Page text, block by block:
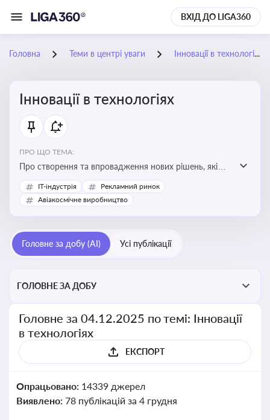
ВХІД ДО LIGA360
Головна Теми в центрі уваги Інновації в технологіях
Інновації в технологіях
ПРО ЩО ТЕМА:
Про створення та впровадження нових рішень, які
покращують ефективність, функціональність або
можливості технологічних продуктів і процесів.
IT-індустрія
Рекламний ринок
Авіакосмічне виробництво
Головне за добу (AI) Усі публікації
ГОЛОВНЕ ЗА ДОБУ
Головне за 04.12.2025 по темі: Інновації
в технологіях
ЕКСПОРТ
Опрацьовано: 14339 джерел
Виявлено: 78 публікацій за 4 грудня